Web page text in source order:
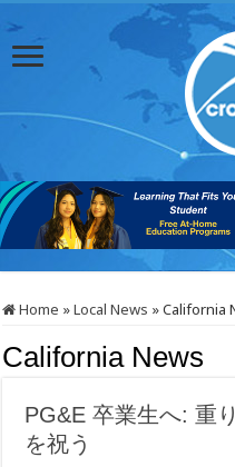
Home »Local News »California
California News
PG&E 卒業生へ: 重
を祝う